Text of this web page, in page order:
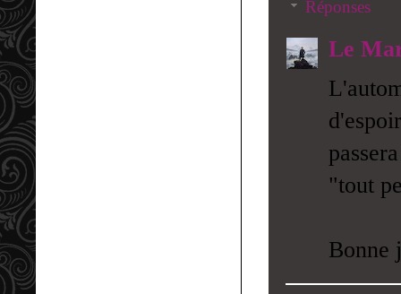
Réponses
Le
"tout
Bonne